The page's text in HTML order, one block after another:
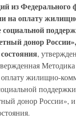
из
на оплату
социальной
донор России»,
,
Методика
жилищно-
донор России», и